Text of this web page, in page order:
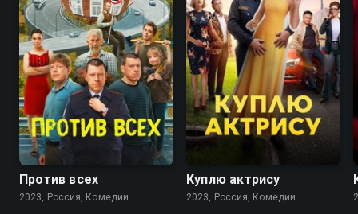
7.7 6.3
Против всех
2023, Россия, Комедии
7.5 7.2
Куплю актрису
2023, Россия, Комедии